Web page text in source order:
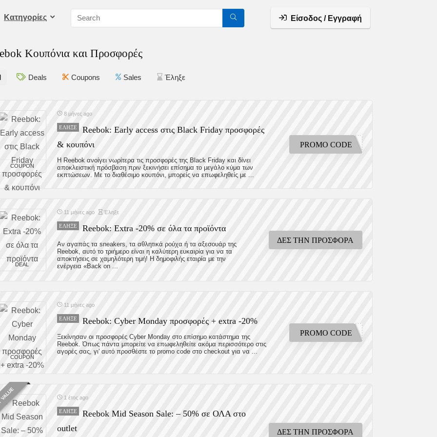
Kατηγορίες Είσοδος / Εγγραφή
Κουπόνια και Προσφορές
Deals Coupons Sales Έληξε
COUPON
8 μήνες ago
ΈΛΗΞΕ
Reebok: Early access στις Black Friday προσφορές
& κουπόνι
Η Reebok ανοίγει νωρίτερα τις προσφορές της Black Friday και δίνει
αποκλειστική πρόσβαση πριν ξεκινήσει επίσημα το μεγάλο κύμα των
εκπτώσεων. Με το διαθέσιμο κουπόνι, μπορείς να επωφεληθείς με ...
PROMO CODE
DEAL
11 μήνες ago Έληξε
ΈΛΗΞΕ Reebok: Extra -20% σε όλα τα προϊόντα
Αν αγαπάς τα sneakers, τα αθλητικά ρούχα ή τα αξεσουάρ της
Reebok, αυτό το τριήμερο είναι η καλύτερη ευκαιρία για να τα
αποκτήσεις σε χαμηλότερη τιμή! Η δημοφιλής εταιρία με την
ενέργεια «Back on ...
ΔΕΣ ΤΗΝ ΠΡΟΣΦΟΡΑ
COUPON
11 μήνες ago
ΈΛΗΞΕ Reebok: Cyber Monday προσφορές + extra -20%
Ξεκίνησαν οι προσφορές Cyber Monday στο επίσημο κατάστημα της
Reebok. Όπως πάντα μπορείτε να επωφεληθείτε ακόμα περισσότερο στις
αγορές σας, γι' αυτό προσθέστε το promo code στο checkout για να ...
PROMO CODE
1 έτος ago
ΈΛΗΞΕ
Reebok Mid Season Sale: – 50% σε ΟΛΑ στο
outlet
ΔΕΣ ΤΗΝ ΠΡΟΣΦΟΡΑ